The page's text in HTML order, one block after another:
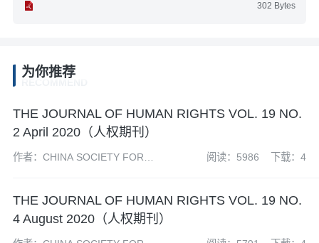
302 Bytes
为你推荐
THE JOURNAL OF HUMAN RIGHTS VOL. 19 NO.
2 April 2020（人权期刊）
作者：CHINA SOCIETY FOR
阅读：5986 下载：4
THE JOURNAL OF HUMAN RIGHTS VOL. 19 NO.
4 August 2020（人权期刊）